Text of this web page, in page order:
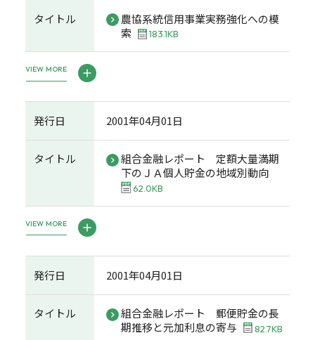
タイトル
農協系統信用事業実務強化への模
索
183.1KB
VIEW MORE
発行日 2001年04月01日
タイトル
組合金融レポート 定額大量満期
下のＪＡ個人貯金の地域別動向
62.0KB
VIEW MORE
発行日 2001年04月01日
タイトル
組合金融レポート 郵便貯金の長
期推移と元加利息の寄与
82.7KB